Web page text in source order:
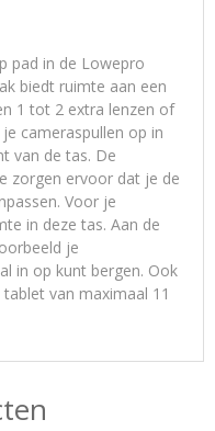
pad in de Lowepro
biedt ruimte aan een
1 tot 2 extra lenzen of
cameraspullen op in
van de tas. De
zorgen ervoor dat je de
Voor je
in deze tas. Aan de
je
in op kunt bergen. Ook
van maximaal 11